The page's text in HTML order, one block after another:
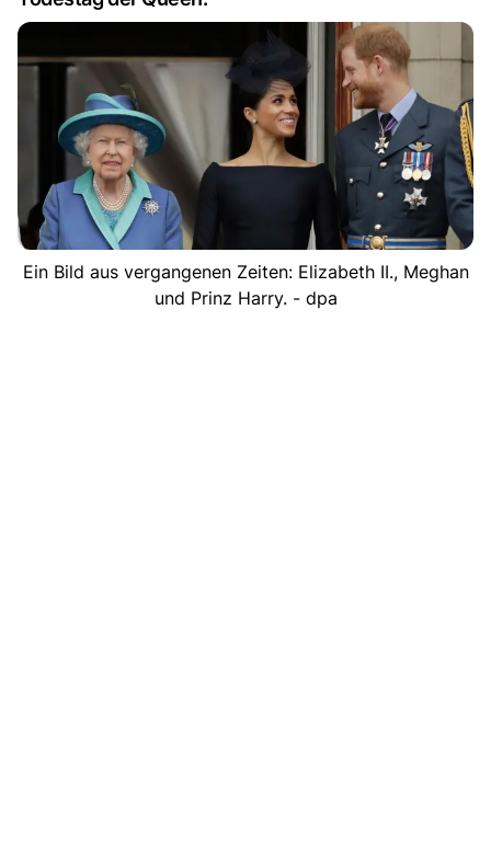
Ein Bild aus vergangenen Zeiten: Elizabeth II., Meghan
und Prinz Harry. - dpa